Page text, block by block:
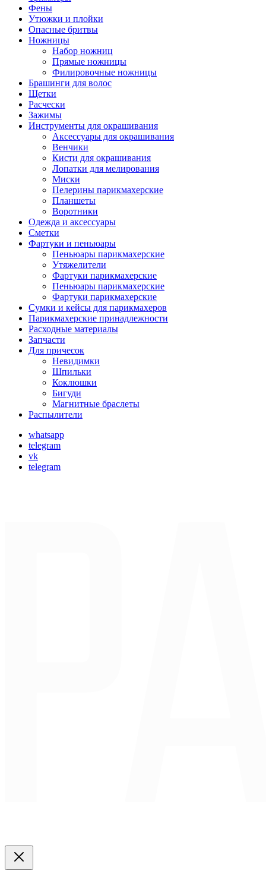
Фены
Утюжки и плойки
Опасные бритвы
Ножницы
Набор ножниц
Прямые ножницы
Филировочные ножницы
Брашинги для волос
Щетки
Расчески
Зажимы
Инструменты для окрашивания
Аксессуары для окрашивания
Венчики
Кисти для окрашивания
Лопатки для мелирования
Миски
Пелерины парикмахерские
Планшеты
Воротники
Одежда и аксессуары
Сметки
Фартуки и пеньюары
Пеньюары парикмахерские
Утяжелители
Фартуки парикмахерские
Пеньюары парикмахерские
Фартуки парикмахерские
Сумки и кейсы для парикмахеров
Парикмахерские принадлежности
Расходные материалы
Запчасти
Для причесок
Невидимки
Шпильки
Коклюшки
Бигуди
Магнитные браслеты
Распылители
whatsapp
telegram
vk
telegram